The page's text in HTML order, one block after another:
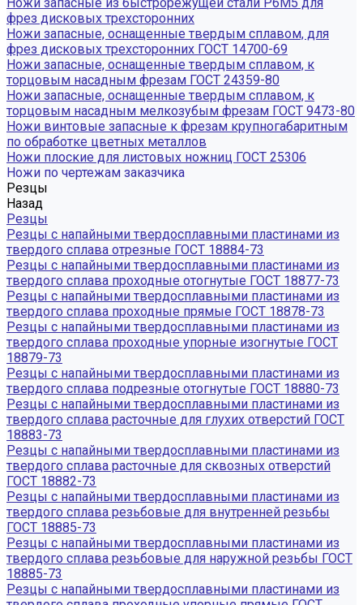
фрез дисковых трехсторонних
Ножи запасные, оснащенные твердым сплавом, для
фрез дисковых трехсторонних ГОСТ 14700-69
Ножи запасные, оснащенные твердым сплавом, к
торцовым насадным фрезам ГОСТ 24359-80
Ножи запасные, оснащенные твердым сплавом, к
торцовым насадным мелкозубым фрезам ГОСТ 9473-80
Ножи винтовые запасные к фрезам крупногабаритным
по обработке цветных металлов
Ножи плоские для листовых ножниц ГОСТ 25306
Ножи по чертежам заказчика
Резцы
Назад
Резцы
Резцы с напайными твердосплавными пластинами из
твердого сплава отрезные ГОСТ 18884-73
Резцы с напайными твердосплавными пластинами из
твердого сплава проходные отогнутые ГОСТ 18877-73
Резцы с напайными твердосплавными пластинами из
твердого сплава проходные прямые ГОСТ 18878-73
Резцы с напайными твердосплавными пластинами из
твердого сплава проходные упорные изогнутые ГОСТ
18879-73
Резцы с напайными твердосплавными пластинами из
твердого сплава подрезные отогнутые ГОСТ 18880-73
Резцы с напайными твердосплавными пластинами из
твердого сплава расточные для глухих отверстий ГОСТ
18883-73
Резцы с напайными твердосплавными пластинами из
твердого сплава расточные для сквозных отверстий
ГОСТ 18882-73
Резцы с напайными твердосплавными пластинами из
твердого сплава резьбовые для внутренней резьбы
ГОСТ 18885-73
Резцы с напайными твердосплавными пластинами из
твердого сплава резьбовые для наружной резьбы ГОСТ
18885-73
Резцы с напайными твердосплавными пластинами из